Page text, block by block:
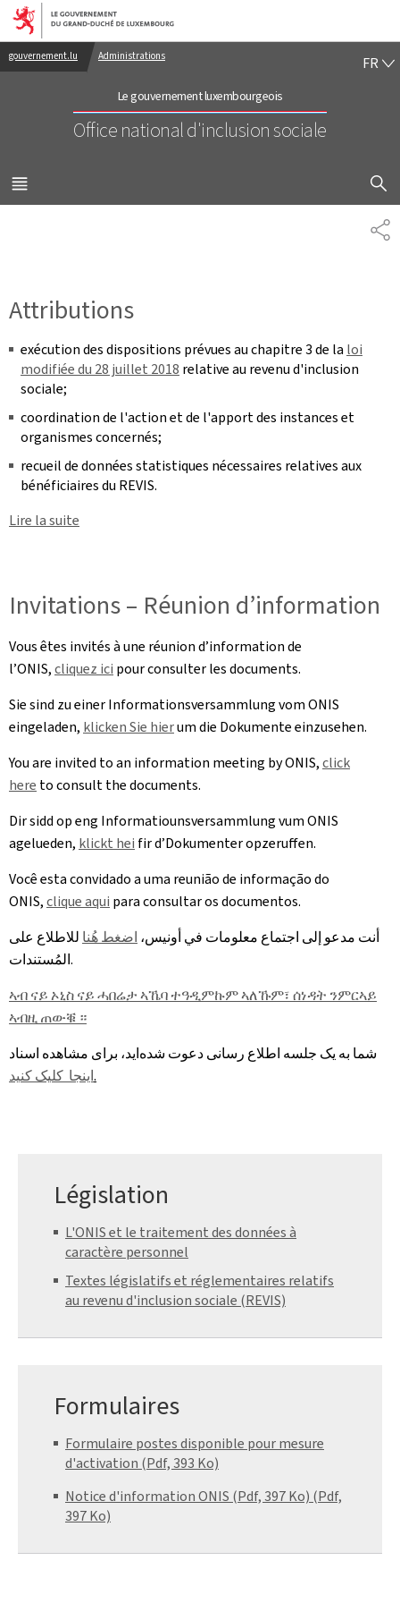
Aller au menu principal
Aller au contenu
gouvernement.lu Administrations
Le gouvernement luxembourgeois
Office national d'inclusion sociale
FR
MENU
PRINCIPAL
Attributions
exécution des dispositions prévues au chapitre 3 de la loi
modifiée du 28 juillet 2018 relative au revenu d'inclusion
sociale;
coordination de l'action et de l'apport des instances et
organismes concernés;
recueil de données statistiques nécessaires relatives aux
bénéficiaires du REVIS.
Lire la suite
Invitations – Réunion d’information
Vous êtes invités à une réunion d’information de
l’ONIS,cliquez ici pour consulter les documents.
Sie sind zu einer Informationsversammlung vom ONIS
eingeladen, klicken Sie hierum die Dokumente einzusehen.
You are invited to an information meeting by ONIS,click
here to consult the documents.
Dir sidd op eng Informatiounsversammlung vum ONIS
agelueden, klickt hei fir d’Dokumenter opzeruffen.
Você esta convidado a uma reunião de informação do
ONIS,clique aqui para consultar os documentos.
أنت مدعو إلى اجتماع معلومات في أونيس، اضغط هُنا للاطلاع على
المُستندات.
ኣብ ናይ ኦኒስ ናይ ሓበሬታ ኣኼባ ተዓዲምኩም ኣለኹም፣ ሰነዳት ንምርኣይ
ኣብዚ ጠውቑ ።
شما به یک جلسه اطلاع ‌رسانی دعوت شده‌اید، برای مشاهده اسناد
اینجا کلیک کنید.
Législation
L'ONIS et le traitement des données à
caractère personnel
Textes législatifs et réglementaires relatifs
au revenu d'inclusion sociale (REVIS)
Formulaires
Formulaire postes disponible pour mesure
d'activation (Pdf, 393 Ko)
Notice d'information ONIS (Pdf, 397 Ko) (Pdf,
397 Ko)